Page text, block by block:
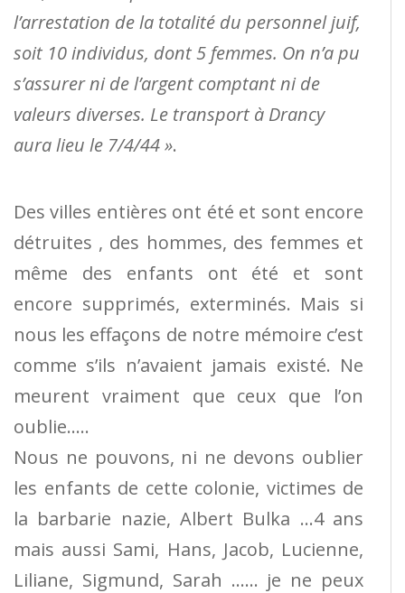
l’arrestation de la totalité du personnel juif,
soit 10 individus, dont 5 femmes. On n’a pu
s’assurer ni de l’argent comptant ni de
valeurs diverses. Le transport à Drancy
aura lieu le 7/4/44 ».
Des villes entières ont été et sont encore
détruites , des hommes, des femmes et
même des enfants ont été et sont
encore supprimés, exterminés. Mais si
nous les effaçons de notre mémoire c’est
comme s’ils n’avaient jamais existé. Ne
meurent vraiment que ceux que l’on
oublie…..
Nous ne pouvons, ni ne devons oublier
les enfants de cette colonie, victimes de
la barbarie nazie, Albert Bulka …4 ans
mais aussi Sami, Hans, Jacob, Lucienne,
Liliane, Sigmund, Sarah …… je ne peux